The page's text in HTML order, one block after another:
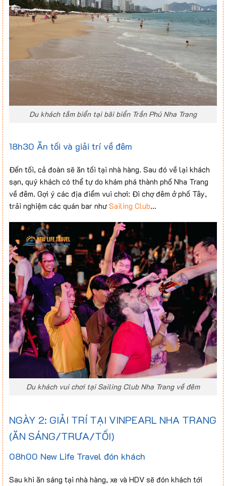
Du khách tắm biển tại bãi biển Trần Phú Nha Trang
18h30 Ăn tối và giải trí về đêm
Đến tối, cả đoàn sẽ ăn tối tại nhà hàng. Sau đó về lại khách
sạn, quý khách có thể tự do khám phá thành phố Nha Trang
về đêm. Gợi ý các địa điểm vui chơi: Đi chợ đêm ở phố Tây,
trải nghiệm các quán bar như Sailing Club…
Du khách vui chơi tại Sailing Club Nha Trang về đêm
NGÀY 2: GIẢI TRÍ TẠI VINPEARL NHA TRANG
(ĂN SÁNG/TRƯA/TỐI)
08h00 New Life Travel đón khách
Sau khi ăn sáng tại nhà hàng, xe và HDV sẽ đón khách tới